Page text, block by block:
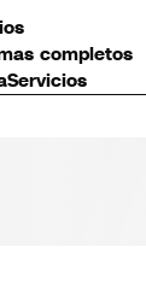
completos
Servicios